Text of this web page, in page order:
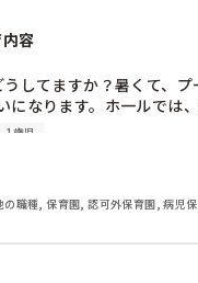
安全で使いやすい方法が見つか
容
してますか？暑くて、プ
になります。ホ一ルでは
います。製作で、うちわ
で遊ばせながら、何人か
いいアイデアや、工夫など
。
1歳児
の職種, 保育園, 認可外保育園, 病児